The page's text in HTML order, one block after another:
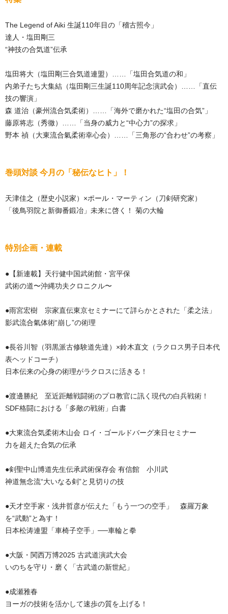
The Legend of Aiki 生誕110年目の「稽古照今」
達人・塩田剛三
“神技の合気道”伝承
塩田将大（塩田剛三合気道連盟）……「塩田合気道の和」
内弟子たち大集結（塩田剛三生誕110周年記念演武会）……「直伝
技の響演」
森 道治（豪州流合気柔術）……「海外で磨かれた“塩田の合気”」
藤原将志（秀徹）……「当身の威力と“中心力”の探求」
野本 禎（大東流合氣柔術幸心会）……「三角形の“合わせ”の考察」
巻頭対談 今月の「秘伝なヒト」！
天津佳之（歴史小説家）×ポール・マーティン（刀剣研究家）
「後鳥羽院と新御番鍛冶」未来に啓く！ 菊の大輪
特別企画・連載
●【新連載】天行健中国武術館・宮平保
武術の道〜沖縄功夫クロニクル〜
●雨宮宏樹 宗家直伝東京セミナーにて詳らかとされた「柔之法」
影武流合氣体術“崩し”の術理
●長谷川智（羽黒派古修験道先達）×鈴木直文（ラクロス男子日本代
表ヘッドコーチ）
日本伝来の心身の術理がラクロスに活きる！
●渡邊勝紀 至近距離戦闘術のプロ教官に訊く現代の白兵戦術！
SDF格闘における「多敵の戦術」白書
●大東流合気柔術木山会 ロイ・ゴールドバーグ来日セミナー
力を超えた合気の伝承
●剣聖中山博道先生伝承武術保存会 有信館 小川武
神道無念流“大いなる剣”と見切りの技
●天才空手家・浅井哲彦が伝えた「もう一つの空手」 森羅万象
を“武動”と為す！
日本松涛連盟「車椅子空手」──車輪と拳
●大阪・関西万博2025 古武道演武大会
いのちを守り・磨く「古武道の新世紀」
●成瀬雅春
ヨーガの技術を活かして速歩の質を上げる！